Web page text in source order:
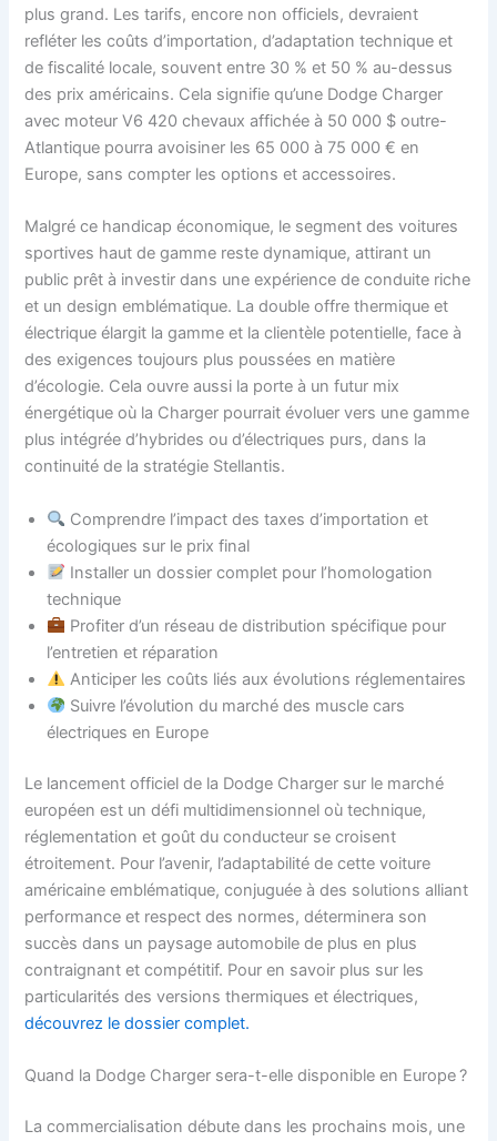
plus grand. Les tarifs, encore non officiels, devraient
refléter les coûts d’importation, d’adaptation technique et
de fiscalité locale, souvent entre 30 % et 50 % au-dessus
des prix américains. Cela signifie qu’une Dodge Charger
avec moteur V6 420 chevaux affichée à 50 000 $ outre-
Atlantique pourra avoisiner les 65 000 à 75 000 € en
Europe, sans compter les options et accessoires.
Malgré ce handicap économique, le segment des voitures
sportives haut de gamme reste dynamique, attirant un
public prêt à investir dans une expérience de conduite riche
et un design emblématique. La double offre thermique et
électrique élargit la gamme et la clientèle potentielle, face à
des exigences toujours plus poussées en matière
d’écologie. Cela ouvre aussi la porte à un futur mix
énergétique où la Charger pourrait évoluer vers une gamme
plus intégrée d’hybrides ou d’électriques purs, dans la
continuité de la stratégie Stellantis.
Comprendre l’impact des taxes d’importation et
écologiques sur le prix final
Installer un dossier complet pour l’homologation
technique
Profiter d’un réseau de distribution spécifique pour
l’entretien et réparation
Anticiper les coûts liés aux évolutions réglementaires
Suivre l’évolution du marché des muscle cars
électriques en Europe
Le lancement officiel de la Dodge Charger sur le marché
européen est un défi multidimensionnel où technique,
réglementation et goût du conducteur se croisent
étroitement. Pour l’avenir, l’adaptabilité de cette voiture
américaine emblématique, conjuguée à des solutions alliant
performance et respect des normes, déterminera son
succès dans un paysage automobile de plus en plus
contraignant et compétitif. Pour en savoir plus sur les
particularités des versions thermiques et électriques,
découvrez le dossier complet.
Quand la Dodge Charger sera-t-elle disponible en Europe ?
La commercialisation débute dans les prochains mois, une